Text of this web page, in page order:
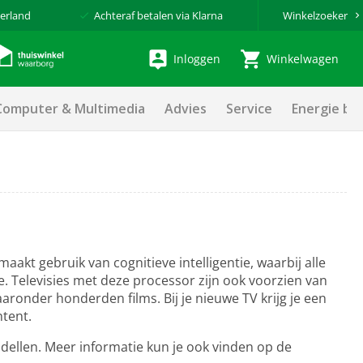
Achteraf betalen via Klarna Winkelzoeker
Inloggen Winkelwagen
& Multimedia Advies Service Energie
gebruik van cognitieve intelligentie, waarbij alle
met deze processor zijn ook voorzien van
honderden films. Bij je nieuwe TV krijg je een
Meer informatie kun je ook vinden op de